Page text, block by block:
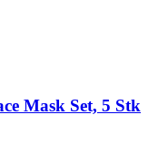
Mask Set, 5 Stk